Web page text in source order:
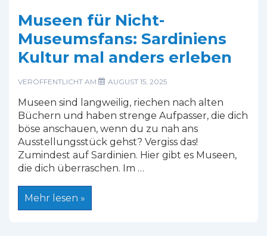
Museen für Nicht-
Museumsfans: Sardiniens
Kultur mal anders erleben
VERÖFFENTLICHT AM AUGUST 15, 2025
Museen sind langweilig, riechen nach alten
Büchern und haben strenge Aufpasser, die dich
böse anschauen, wenn du zu nah ans
Ausstellungsstück gehst? Vergiss das!
Zumindest auf Sardinien. Hier gibt es Museen,
die dich überraschen. Im …
Museen
Mehr lesen »